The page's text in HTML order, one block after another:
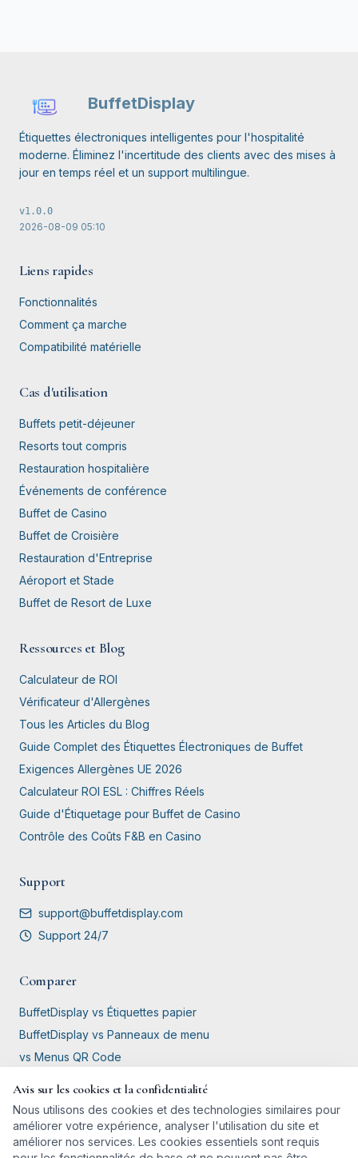
BuffetDisplay
Étiquettes électroniques intelligentes pour l'hospitalité
moderne. Éliminez l'incertitude des clients avec des mises à
jour en temps réel et un support multilingue.
v1.0.0
2026-08-09 05:10
Liens rapides
Fonctionnalités
Comment ça marche
Compatibilité matérielle
Cas d'utilisation
Buffets petit-déjeuner
Resorts tout compris
Restauration hospitalière
Événements de conférence
Buffet de Casino
Buffet de Croisière
Restauration d'Entreprise
Aéroport et Stade
Buffet de Resort de Luxe
Ressources et Blog
Calculateur de ROI
Vérificateur d'Allergènes
Tous les Articles du Blog
Guide Complet des Étiquettes Électroniques de Buffet
Exigences Allergènes UE 2026
Calculateur ROI ESL : Chiffres Réels
Guide d'Étiquetage pour Buffet de Casino
Contrôle des Coûts F&B en Casino
Support
support@buffetdisplay.com
Support 24/7
Comparer
BuffetDisplay vs Étiquettes papier
BuffetDisplay vs Panneaux de menu
vs Menus QR Code
Conforme RGPD
Avis sur les cookies et la confidentialité
Nous utilisons des cookies et des technologies similaires pour
améliorer votre expérience, analyser l'utilisation du site et
améliorer nos services. Les cookies essentiels sont requis